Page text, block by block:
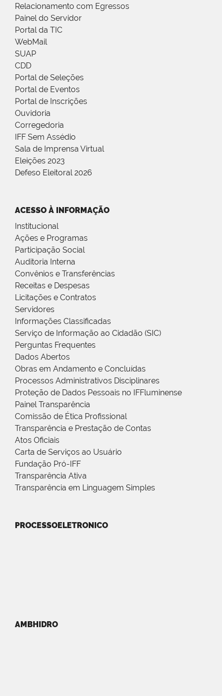
Relacionamento com Egressos
Painel do Servidor
Portal da TIC
WebMail
SUAP
CDD
Portal de Seleções
Portal de Eventos
Portal de Inscrições
Ouvidoria
Corregedoria
IFF Sem Assédio
Sala de Imprensa Virtual
Eleições 2023
Defeso Eleitoral 2026
ACESSO À INFORMAÇÃO
Institucional
Ações e Programas
Participação Social
Auditoria Interna
Convênios e Transferências
Receitas e Despesas
Licitações e Contratos
Servidores
Informações Classificadas
Serviço de Informação ao Cidadão (SIC)
Perguntas Frequentes
Dados Abertos
Obras em Andamento e Concluídas
Processos Administrativos Disciplinares
Proteção de Dados Pessoais no IFFluminense
Painel Transparência
Comissão de Ética Profissional
Transparência e Prestação de Contas
Atos Oficiais
Carta de Serviços ao Usuário
Fundação Pró-IFF
Transparência Ativa
Transparência em Linguagem Simples
PROCESSOELETRONICO
AMBHIDRO